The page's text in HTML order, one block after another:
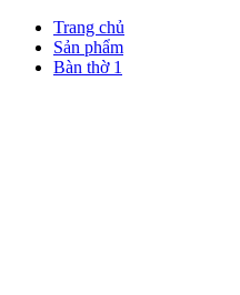
Trang chủ
Sản phẩm
Bàn thờ 1